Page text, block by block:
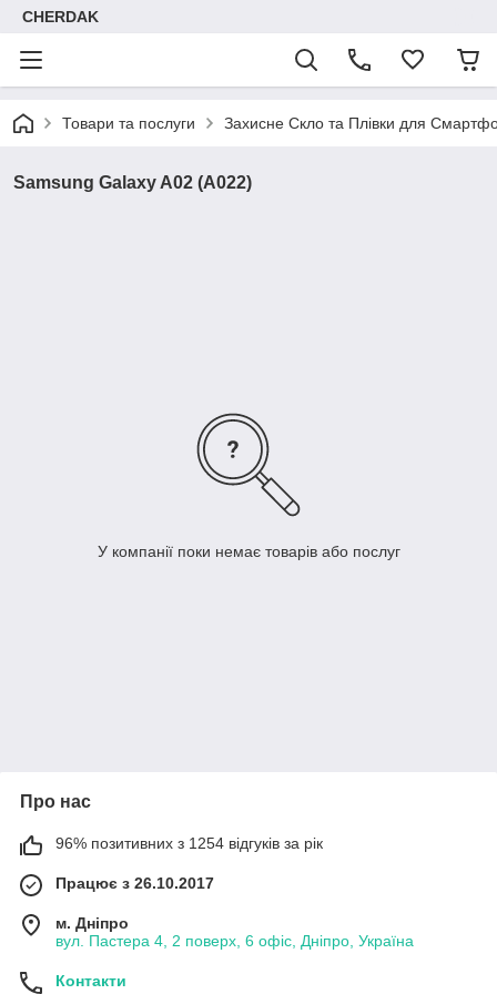
CHERDAK
Товари та послуги Захисне Скло та Плівки для
Samsung Galaxy A02 (A022)
У компанії поки немає товарів або послуг
Про нас
96% позитивних з 1254 відгуків за рік
Працює з 26.10.2017
м. Дніпро
вул. Пастера 4, 2 поверх, 6 офіс, Дніпро, Україна
Контакти